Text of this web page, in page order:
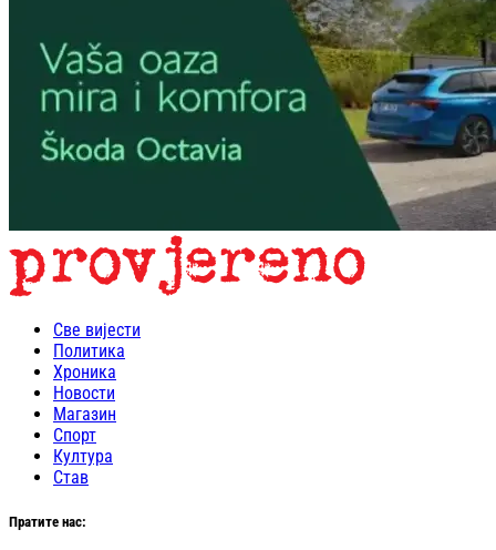
Све вијести
Политика
Хроника
Новости
Магазин
Спорт
Култура
Став
Пратите нас: